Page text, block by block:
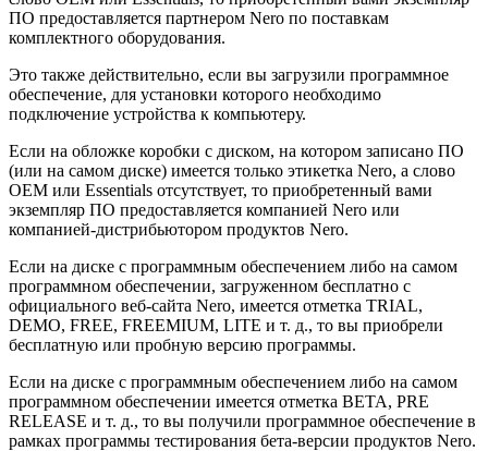
ПО предоставляется партнером Nero по поставкам
комплектного оборудования.
Это также действительно, если вы загрузили программное
обеспечение, для установки которого необходимо
подключение устройства к компьютеру.
Если на обложке коробки с диском, на котором записано ПО
(или на самом диске) имеется только этикетка Nero, а слово
OEM или Essentials отсутствует, то приобретенный вами
экземпляр ПО предоставляется компанией Nero или
компанией-дистрибьютором продуктов Nero.
Если на диске с программным обеспечением либо на самом
программном обеспечении, загруженном бесплатно с
официального веб-сайта Nero, имеется отметка TRIAL,
DEMO, FREE, FREEMIUM, LITE и т. д., то вы приобрели
бесплатную или пробную версию программы.
Если на диске с программным обеспечением либо на самом
программном обеспечении имеется отметка BETA, PRE
RELEASE и т. д., то вы получили программное обеспечение в
рамках программы тестирования бета-версии продуктов Nero.